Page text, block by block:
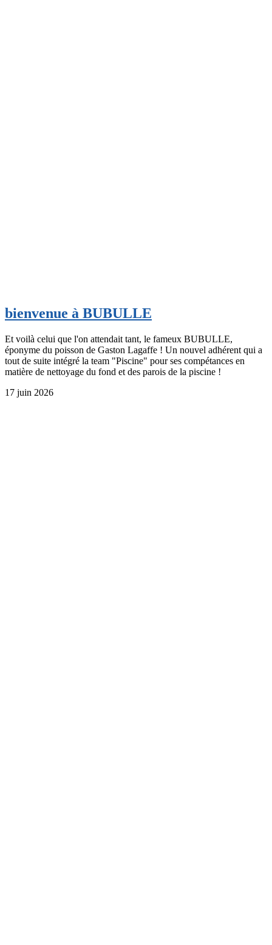
bienvenue à BUBULLE
Et voilà celui que l'on attendait tant, le fameux BUBULLE,
éponyme du poisson de Gaston Lagaffe ! Un nouvel adhérent qui a
tout de suite intégré la team "Piscine" pour ses compétances en
matière de nettoyage du fond et des parois de la piscine !
17 juin 2026